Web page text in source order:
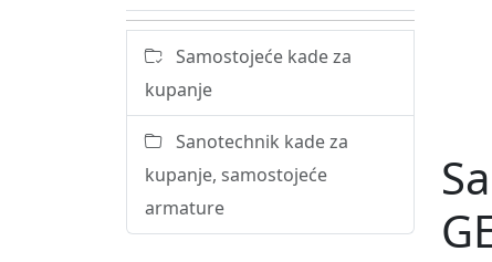
Samostojeće kade za
kupanje
Sanotechnik kade za
kupanje, samostojeće
armature